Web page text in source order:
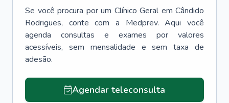
Se você procura por um Clínico Geral em Cândido
Rodrigues, conte com a Medprev. Aqui você
agenda consultas e exames por valores
acessíveis, sem mensalidade e sem taxa de
adesão.
Agendar teleconsulta